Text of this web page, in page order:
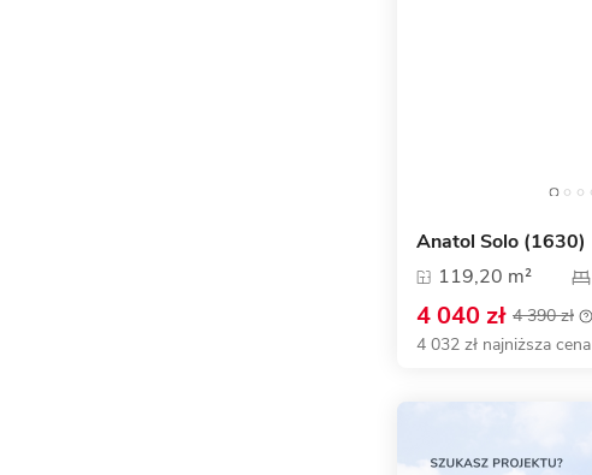
Anatol Solo (1630)
119,20 m²
4 040 zł 4 390 zł
4 032 zł najniższa cena